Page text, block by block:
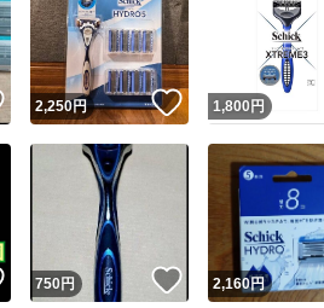
ユーザー
Yahoo!フリマが定めた一定の基準を満た
安心取引出品者
安心取引出品者 Yahoo!フリマの
取引実績
この商品の
商品画像の 無断転載は禁止されて
いいね！
2,250円 いいね！
1,800 円
いいね！
750円 いいね！
2,160円